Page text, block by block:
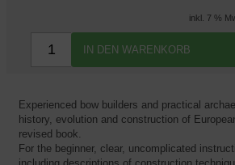
inkl. 7 %
IN DEN WARENKORB
Experienced bow builders and practical
history, evolution and construction of
revised book.
For the beginner, clear, uncomplicated